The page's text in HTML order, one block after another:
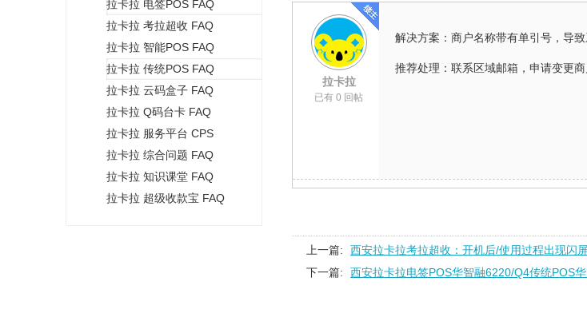
拉卡拉 电签POS FAQ
拉卡拉 考拉超收 FAQ
拉卡拉 智能POS FAQ
拉卡拉 传统POS FAQ
拉卡拉 云码盒子 FAQ
拉卡拉 Q码台卡 FAQ
拉卡拉 服务平台 CPS
拉卡拉 综合问题 FAQ
拉卡拉 知识课堂 FAQ
拉卡拉 超级收款宝 FAQ
拉卡拉
已有 0 回帖
解决方案：商户名称带有单引号，导致
推荐处理：联系区域邮箱，申请变更商
上一篇:
西安拉卡拉考拉超收：开机后/使用过程出现闪
下一篇:
西安拉卡拉电签POS华智融6220/Q4传统POS